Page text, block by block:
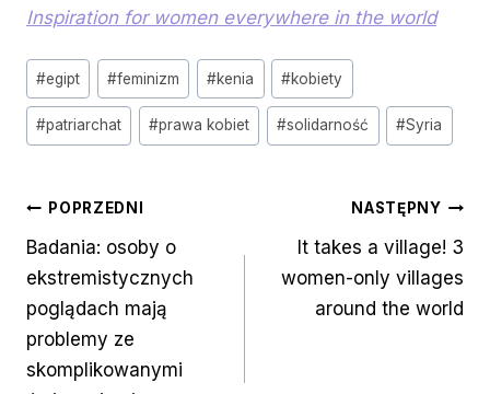
Inspiration for women everywhere in the world
Tagi
wpisu:
#egipt #feminizm #kenia #kobiety
#patriarchat #prawa kobiet #solidarność #Syria
Nawigacja
wpisu
POPRZEDNI
Badania: osoby o
ekstremistycznych
poglądach mają
problemy ze
skomplikowanymi
NASTĘPNY
It takes a village! 3
women-only villages
around the world